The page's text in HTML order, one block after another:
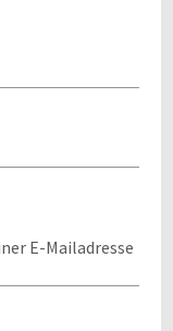
E-Mailadresse